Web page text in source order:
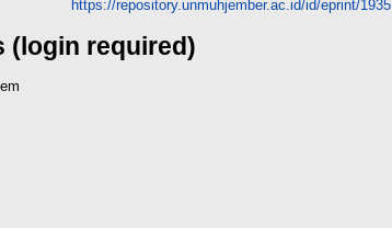
https://repository.unmuhjember.ac.id/id/eprint/1935
(login required)